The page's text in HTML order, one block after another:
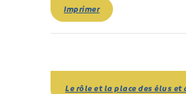
Imprimer
Le rôle et la place des élus et